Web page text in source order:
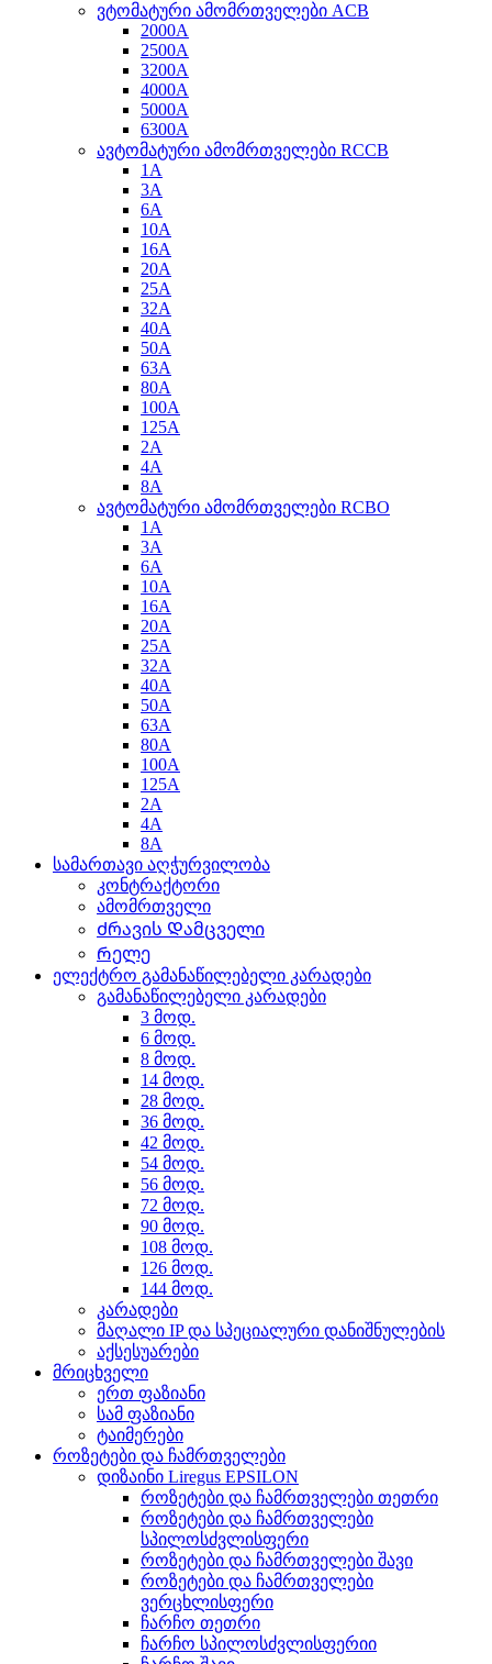
ვტომატური ამომრთველები ACB
2000A
2500A
3200A
4000A
5000A
6300A
ავტომატური ამომრთველები RCCB
1A
3A
6A
10A
16A
20A
25A
32A
40A
50A
63A
80A
100A
125A
2A
4A
8A
ავტომატური ამომრთველები RCBO
1A
3A
6A
10A
16A
20A
25A
32A
40A
50A
63A
80A
100A
125A
2A
4A
8A
სამართავი აღჭურვილობა
კონტრაქტორი
ამომრთველი
Ძრავის Დამცველი
Რელე
ელექტრო გამანაწილებელი კარადები
გამანაწილებელი კარადები
3 მოდ.
6 მოდ.
8 მოდ.
14 მოდ.
28 მოდ.
36 მოდ.
42 მოდ.
54 მოდ.
56 მოდ.
72 მოდ.
90 მოდ.
108 მოდ.
126 მოდ.
144 მოდ.
კარადები
მაღალი IP და სპეციალური დანიშნულების
აქსესუარები
მრიცხველი
ერთ ფაზიანი
სამ ფაზიანი
ტაიმერები
როზეტები და ჩამრთველები
დიზაინი Liregus EPSILON
როზეტები და ჩამრთველები თეთრი
როზეტები და ჩამრთველები
სპილოსძვლისფერი
როზეტები და ჩამრთველები შავი
როზეტები და ჩამრთველები
ვერცხლისფერი
ჩარჩო თეთრი
ჩარჩო სპილოსძვლისფერიი